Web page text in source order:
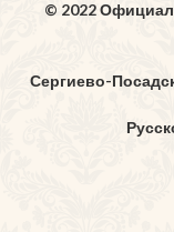
© 2022
Сергиево-